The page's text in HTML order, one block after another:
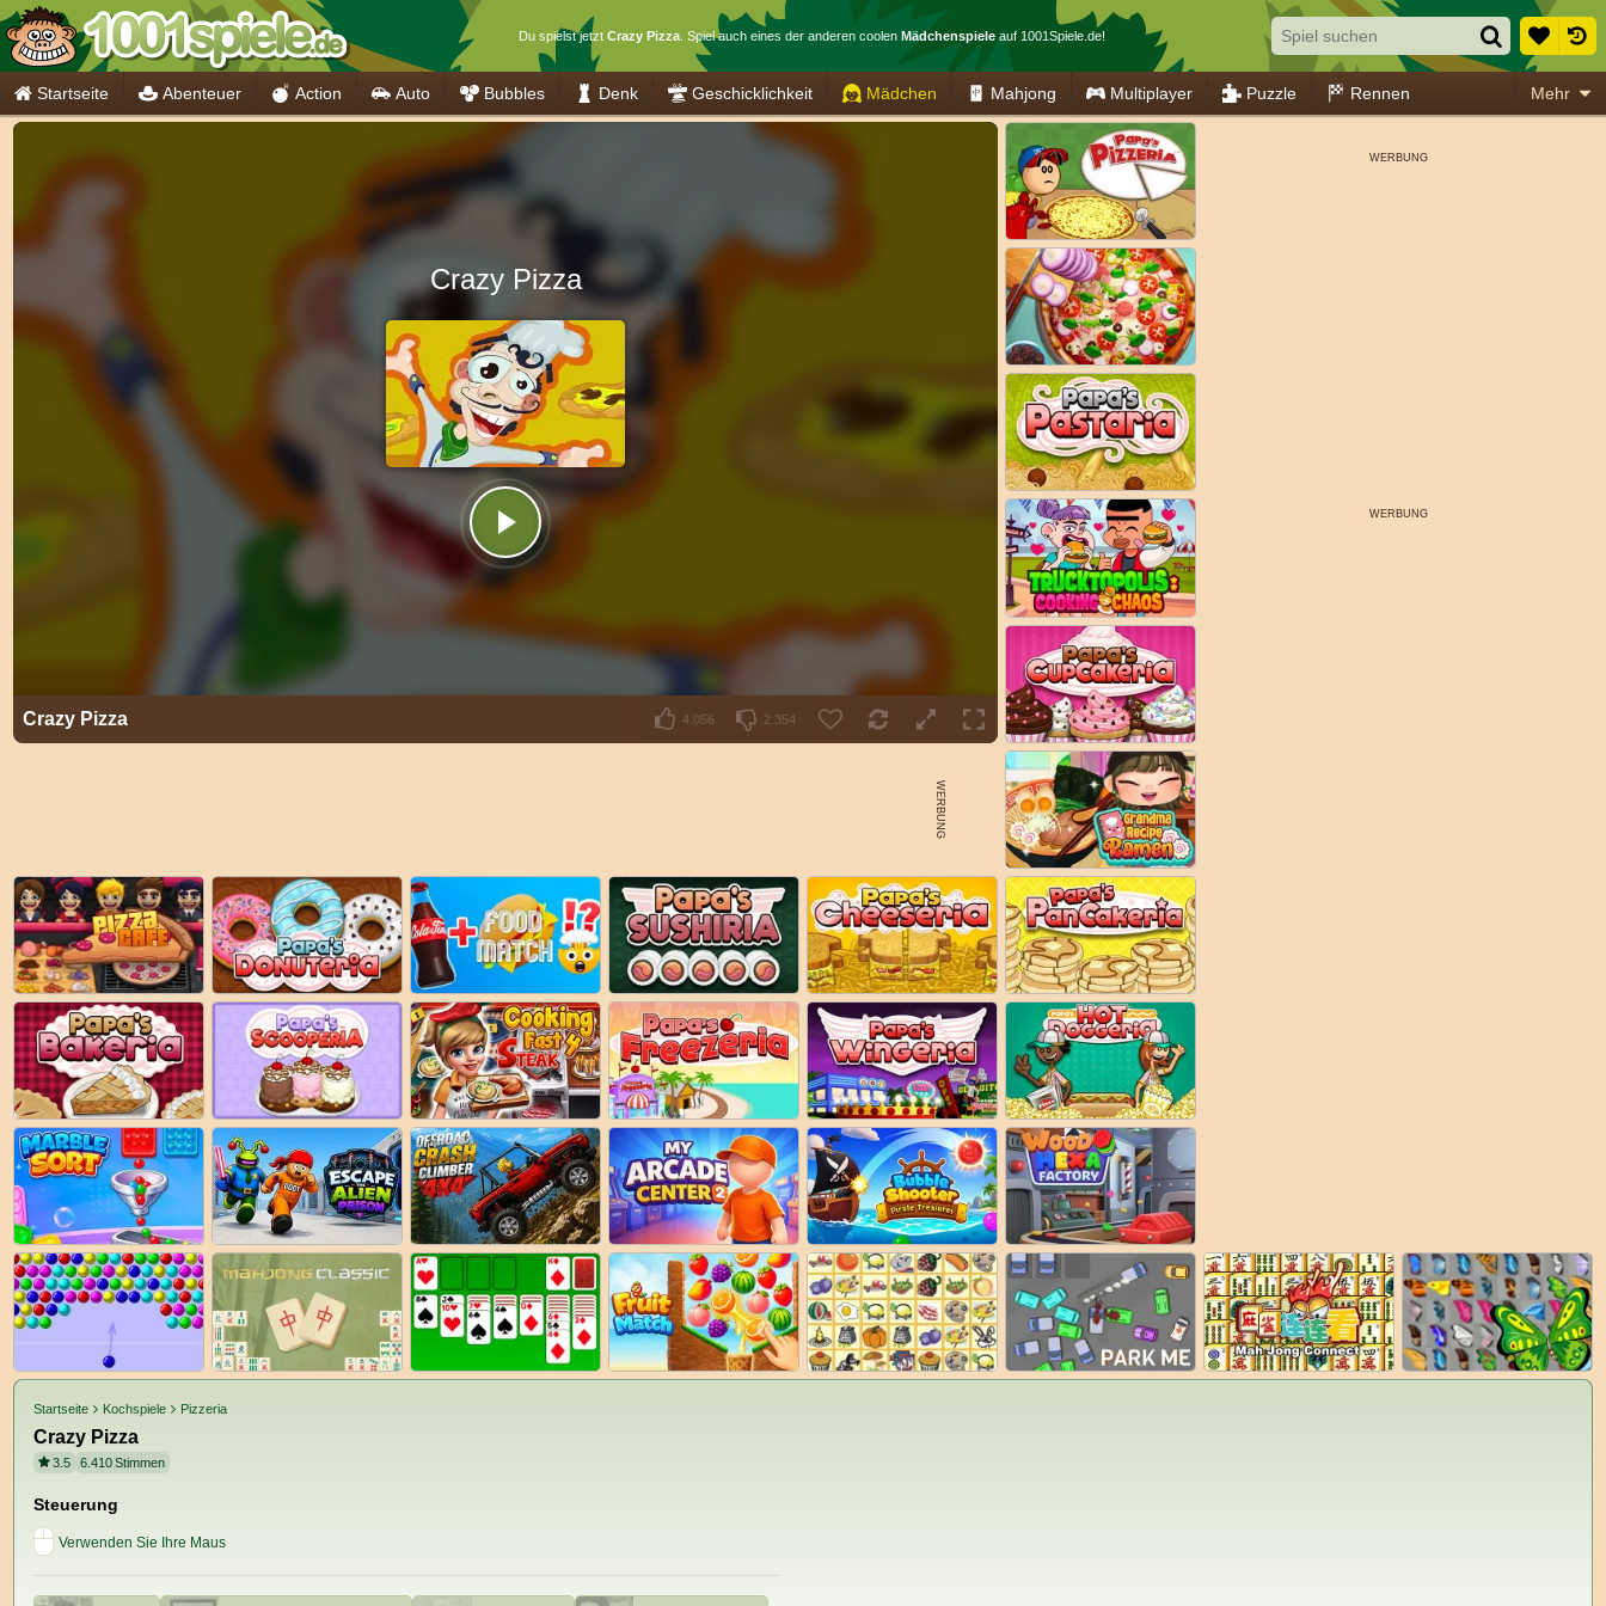
Du spielst jetzt Crazy Pizza . Spiel auch eines der anderen coolen Mädchenspiele auf 1001Spiele.de!
Startseite Abenteuer Action Auto Bubbles Denk Geschicklichkeit Mädchen Mahjong Multiplayer Puzzle Rennen Mehr
Crazy Pizza
Crazy Pizza 4.056 2.354
Startseite Kochspiele Pizzeria
Crazy Pizza
3.5 6.410Stimmen
Steuerung
Verwenden Sie Ihre Maus